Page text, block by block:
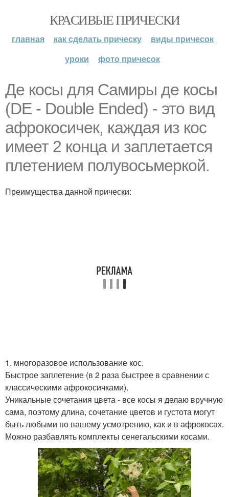
КРАСИВЫЕ ПРИЧЕСКИ
главная как сделать прическу
виды причесок
уроки
фото причесок
Де косы для Самиры де косы
(DE - Double Ended) - это вид
афрокосичек, каждая из кос
имеет 2 конца и заплетается
плетением полувосьмеркой.
Преимущества данной прически:
1. многоразовое использование кос.
Быстрое заплетение (в 2 раза быстрее в сравнении с
классическими афрокосичками).
Уникальные сочетания цвета - все косы я делаю вручную
сама, поэтому длина, сочетание цветов и густота могут
быть любыми по вашему усмотрению, как и в афрокосах.
Можно разбавлять комплекты сенегальскими косами.